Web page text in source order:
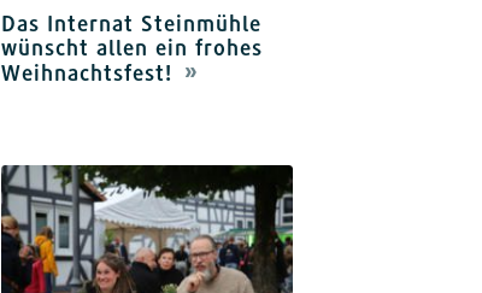
Das Internat Steinmühle
wünscht allen ein frohes
Weihnachtsfest!